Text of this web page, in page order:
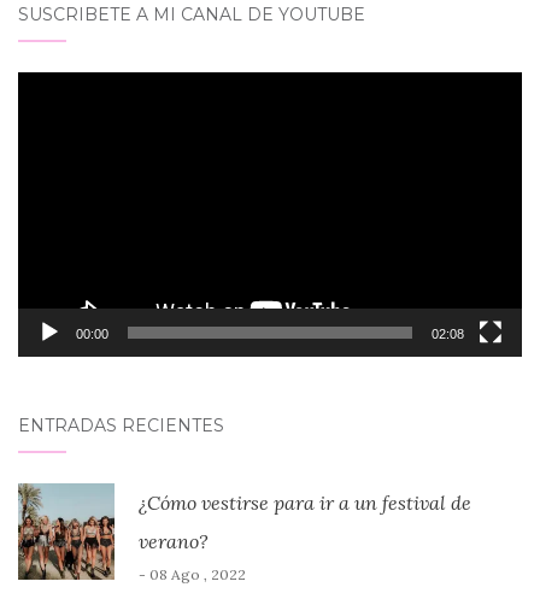
SUSCRIBETE A MI CANAL DE YOUTUBE
00:00 02:08
ENTRADAS RECIENTES
¿Cómo vestirse para ir a un festival de
verano?
- 08 Ago , 2022